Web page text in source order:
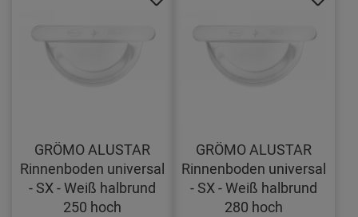
GRÖMO ALUSTAR
Rinnenboden universal
- SX - Weiß halbrund
250 hoch
GRÖMO ALUSTAR
Rinnenboden universal
- SX - Weiß halbrund
280 hoch